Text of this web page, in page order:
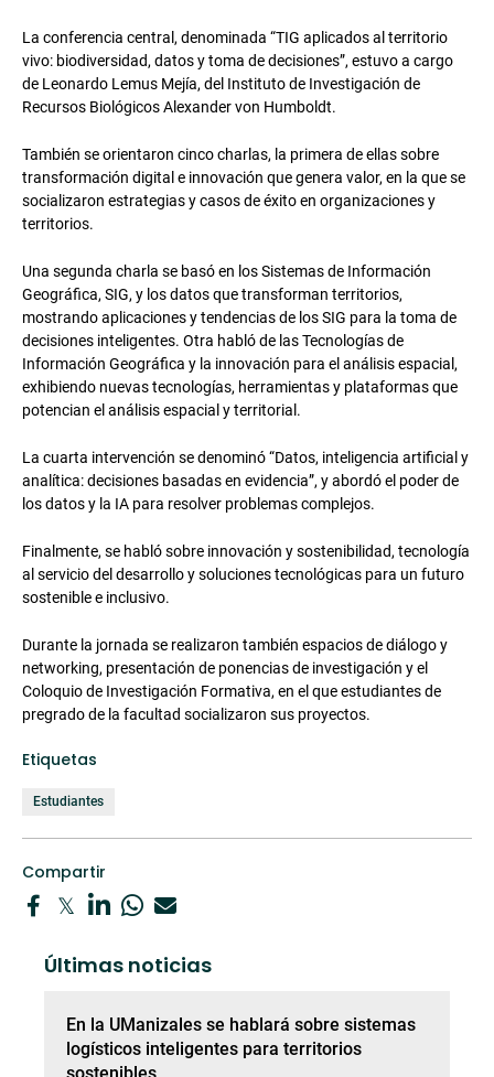
La conferencia central, denominada “TIG aplicados al territorio
vivo: biodiversidad, datos y toma de decisiones”, estuvo a cargo
de Leonardo Lemus Mejía, del Instituto de Investigación de
Recursos Biológicos Alexander von Humboldt.
También se orientaron cinco charlas, la primera de ellas sobre
transformación digital e innovación que genera valor, en la que se
socializaron estrategias y casos de éxito en organizaciones y
territorios.
Una segunda charla se basó en los Sistemas de Información
Geográfica, SIG, y los datos que transforman territorios,
mostrando aplicaciones y tendencias de los SIG para la toma de
decisiones inteligentes. Otra habló de las Tecnologías de
Información Geográfica y la innovación para el análisis espacial,
exhibiendo nuevas tecnologías, herramientas y plataformas que
potencian el análisis espacial y territorial.
La cuarta intervención se denominó “Datos, inteligencia artificial y
analítica: decisiones basadas en evidencia”, y abordó el poder de
los datos y la IA para resolver problemas complejos.
Finalmente, se habló sobre innovación y sostenibilidad, tecnología
al servicio del desarrollo y soluciones tecnológicas para un futuro
sostenible e inclusivo.
Durante la jornada se realizaron también espacios de diálogo y
networking, presentación de ponencias de investigación y el
Coloquio de Investigación Formativa, en el que estudiantes de
pregrado de la facultad socializaron sus proyectos.
Etiquetas
Estudiantes
Compartir
Últimas noticias
En la UManizales se hablará sobre sistemas
logísticos inteligentes para territorios